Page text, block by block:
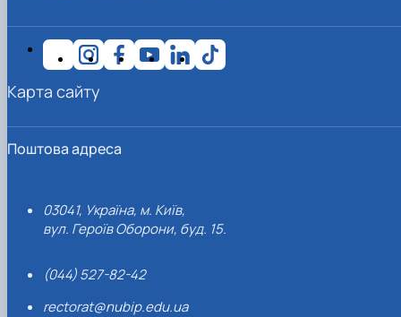
Поштова адреса
03041, Україна, м. Київ,
вул. Героїв Оборони, буд. 15.
(044) 527-82-42
rectorat@nubip.edu.ua
Карта сайту